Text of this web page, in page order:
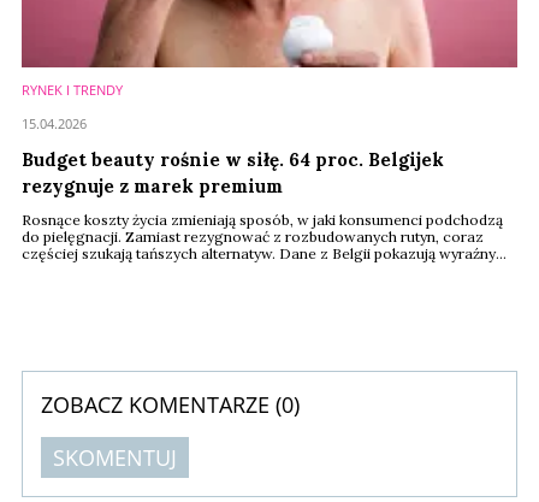
RYNEK I TRENDY
Budget beauty rośnie w siłę. 64 proc. Belgijek
rezygnuje z marek premium
Rosnące koszty życia zmieniają sposób, w jaki konsumenci podchodzą
do pielęgnacji. Zamiast rezygnować z rozbudowanych rutyn, coraz
częściej szukają tańszych alternatyw. Dane z Belgii pokazują wyraźny
15.04.2026
ZOBACZ KOMENTARZE (0)
SKOMENTUJ